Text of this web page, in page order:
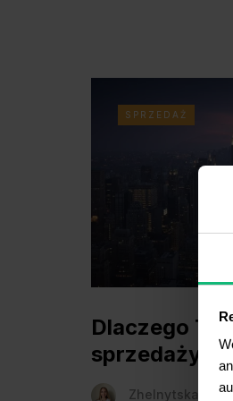
SPRZEDAŻ
Dlaczego
sprzedaży
Zhelnytska